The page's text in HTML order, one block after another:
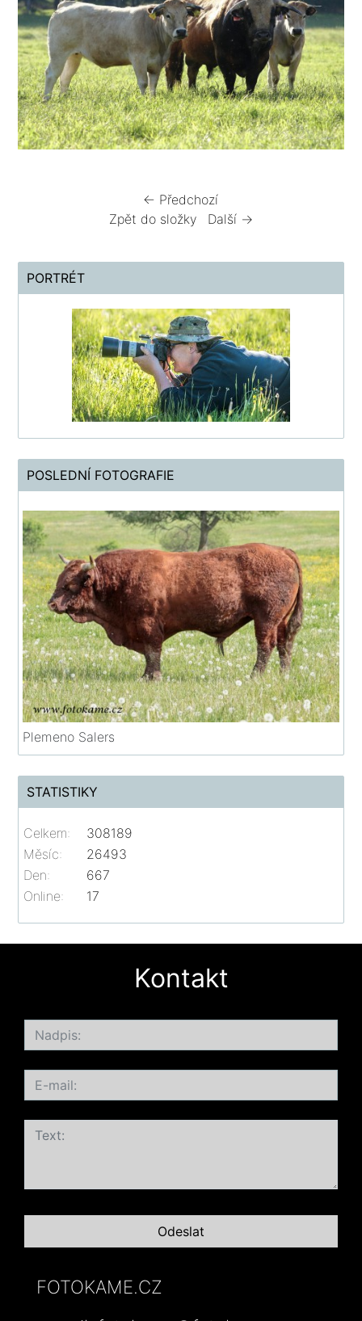
← Předchozí
Zpět do složky
Další →
PORTRÉT
POSLEDNÍ FOTOGRAFIE
Plemeno Salers
STATISTIKY
Online: 17
Celkem:
308189
Měsíc:
26493
Den:
667
Kontakt
FOTOKAME.CZ